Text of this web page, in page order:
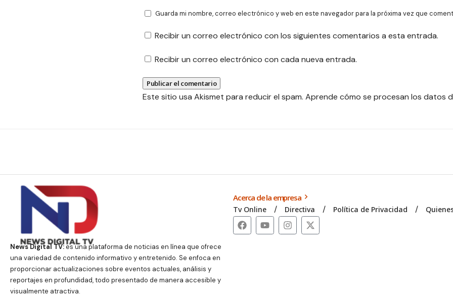
Guarda mi nombre, correo electrónico y web en este navegador para la próxima vez que
Recibir un correo electrónico con los siguientes comentarios a esta entrada.
Recibir un correo electrónico con cada nueva entrada.
Este sitio usa Akismet para reducir el spam. Aprende cómo se procesan los datos
News Digital TV:es una plataforma de noticias en línea que ofrece
una variedad de contenido informativo y entretenido. Se enfoca en
proporcionar actualizaciones sobre eventos actuales, análisis y
reportajes en profundidad, todo presentado de manera accesible y
visualmente atractiva.
Acerca de la empresa
Tv Online Directiva Política de Privacidad